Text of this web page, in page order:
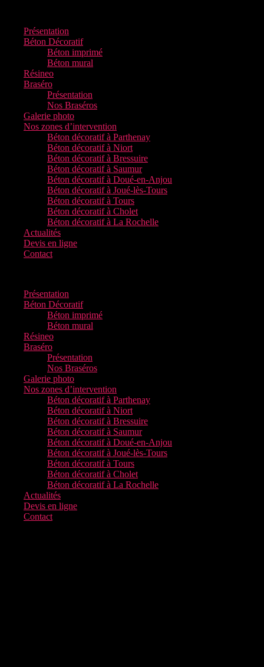
Présentation
Béton Décoratif
Béton imprimé
Béton mural
Résineo
Braséro
Présentation
Nos Braséros
Galerie photo
Nos zones d’intervention
Béton décoratif à Parthenay
Béton décoratif à Niort
Béton décoratif à Bressuire
Béton décoratif à Saumur
Béton décoratif à Doué-en-Anjou
Béton décoratif à Joué-lès-Tours
Béton décoratif à Tours
Béton décoratif à Cholet
Béton décoratif à La Rochelle
Actualités
Devis en ligne
Contact
Présentation
Béton Décoratif
Béton imprimé
Béton mural
Résineo
Braséro
Présentation
Nos Braséros
Galerie photo
Nos zones d’intervention
Béton décoratif à Parthenay
Béton décoratif à Niort
Béton décoratif à Bressuire
Béton décoratif à Saumur
Béton décoratif à Doué-en-Anjou
Béton décoratif à Joué-lès-Tours
Béton décoratif à Tours
Béton décoratif à Cholet
Béton décoratif à La Rochelle
Actualités
Devis en ligne
Contact